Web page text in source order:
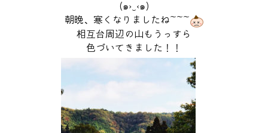
(๑›‿‹๑)
朝晩、寒くなりましたね~~~
相互台周辺の山もうっすら
色づいてきました！！